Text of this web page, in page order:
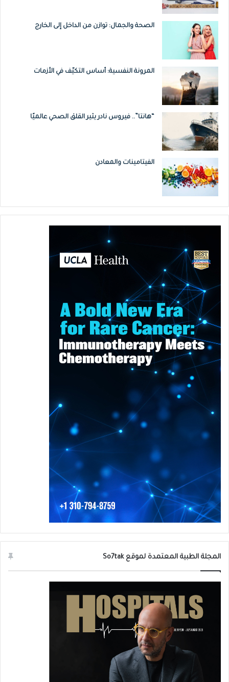
الصحة والجمال: توازن من الداخل إلى الخارج
المرونة النفسية: أساس التكيّف في الأزمات
“هانتا”.. فيروس نادر يثير القلق الصحي عالميًا
الفيتامينات والمعادن
المجلة الطبية المعتمدة لموقع So7tak